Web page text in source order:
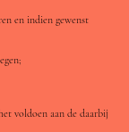
en indien gewenst
voldoen aan de daarbij